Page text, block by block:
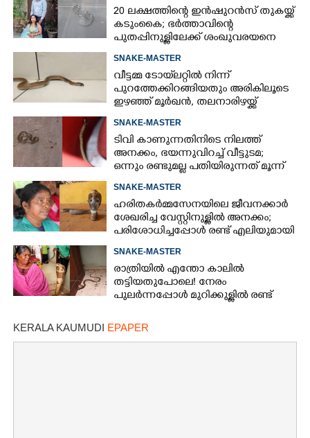
20 ലക്ഷത്തിന്റെ ഇൻഷുറൻസ് തുകയ്ക്ക്
കടുംകൈ; ഭർത്താവിന്റെ
പുതപ്പിനുള്ളിലേക്ക് ശംഖുവരയനെ
കടത്തിവിട്ട് കൊലപ്പെടുത്തി യുവതി
SNAKE-MASTER
വീട്ടമ്മ ടോയ്‌ലറ്റിൽ നിന്ന്
പുറത്തേക്കിറങ്ങിയതും അരികിലൂടെ
ഇഴഞ്ഞ് മൂർഖൻ, തലനാരിഴയ്ക്ക്
രക്ഷപ്പെട്ടു
SNAKE-MASTER
ടിവി കാണുന്നതിനിടെ നിലത്ത്
അനക്കം, ഭയന്നുവിറച്ച് വീട്ടുടമ;
ഒന്നും രണ്ടുമല്ല പതിയിരുന്നത് മൂന്ന്
പാമ്പുകൾ
SNAKE-MASTER
ഹരിതകർമ്മസേനയിലെ ജീവനക്കാർ
ശേഖരിച്ച വേസ്റ്റിനുള്ളിൽ അനക്കം;
പരിശോധിച്ചപ്പോൾ രണ്ട് എലിയുമായി
മൂർഖൻ
SNAKE-MASTER
രാത്രിയിൽ എന്തോ കാലിൽ
തട്ടിയതുപോലെ! നേരം
പുലർന്നപ്പോൾ മുറിക്കുള്ളിൽ രണ്ട്
KERALA KAUMUDI EPAPER